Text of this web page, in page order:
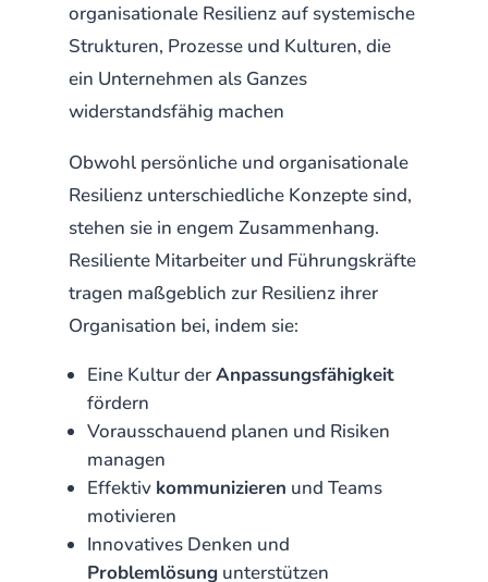
organisationale Resilienz auf systemische
Strukturen, Prozesse und Kulturen, die
ein Unternehmen als Ganzes
widerstandsfähig machen
Obwohl persönliche und organisationale
Resilienz unterschiedliche Konzepte sind,
stehen sie in engem Zusammenhang.
Resiliente Mitarbeiter und Führungskräfte
tragen maßgeblich zur Resilienz ihrer
Organisation bei, indem sie:
Eine Kultur derAnpassungsfähigkeit
fördern
Vorausschauend planen und Risiken
managen
Effektiv kommunizieren und Teams
motivieren
Innovatives Denken und
Problemlösungunterstützen